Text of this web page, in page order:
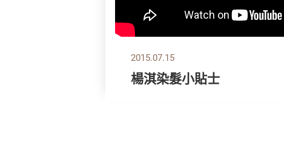
2015.07.15
楊淇染髮小貼士